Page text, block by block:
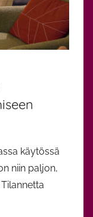
käytössä
niin paljon,